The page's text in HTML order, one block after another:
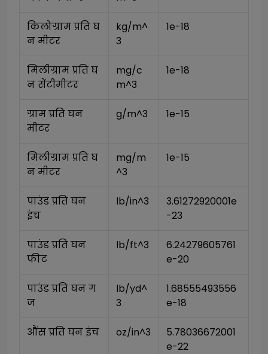
किलोग्राम प्रति घ
न मीटर
kg/m^
3
1e-18
मिलीग्राम प्रति घ
न सेंटीमीटर
mg/c
m^3
1e-18
ग्राम प्रति घन
मीटर
g/m^3 1e-15
मिलीग्राम प्रति घ
न मीटर
mg/m
^3
1e-15
पाउंड प्रति घन
इंच
lb/in^3
3.61272920001e
-23
पाउंड प्रति घन
फीट
lb/ft^3
6.24279605761
e-20
पाउंड प्रति घन ग
ज
lb/yd^
3
1.68555493556
e-18
औंस प्रति घन इंच oz/in^3
5.78036672001
e-22